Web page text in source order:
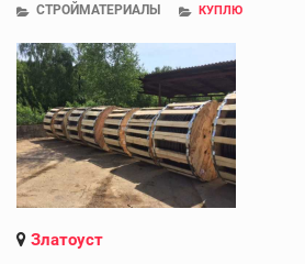
СТРОЙМАТЕРИАЛЫ КУПЛЮ
Златоуст